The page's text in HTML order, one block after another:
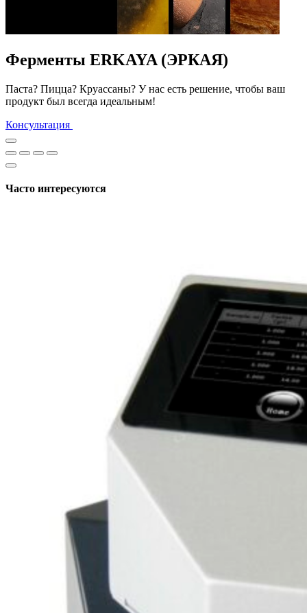
Ферменты ERKAYA (ЭРКАЯ)
Паста? Пицца? Круассаны? У нас есть решение, чтобы ваш
продукт был всегда идеальным!
Консультация
Часто интересуются